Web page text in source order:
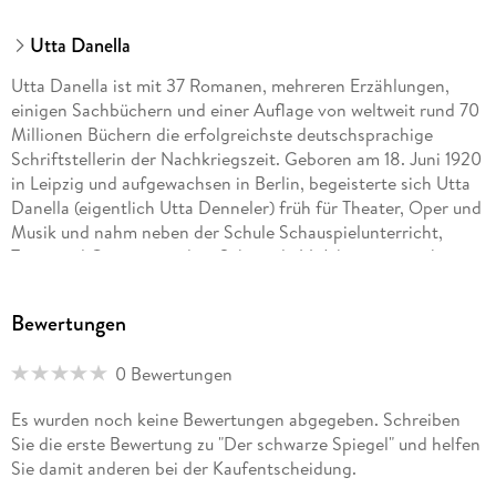
Utta Danella
Utta Danella ist mit 37 Romanen, mehreren Erzählungen,
einigen Sachbüchern und einer Auflage von weltweit rund 70
Millionen Büchern die erfolgreichste deutschsprachige
Schriftstellerin der Nachkriegszeit. Geboren am 18. Juni 1920
in Leipzig und aufgewachsen in Berlin, begeisterte sich Utta
Danella (eigentlich Utta Denneler) früh für Theater, Oper und
Musik und nahm neben der Schule Schauspielunterricht,
Tanz- und Gesangstunden. Schon als 14-Jährige versuchte sie
Rundfunk. Sie zog später nach München und veröffentlichte
das ursprünglich über 1000 Seiten umfassende Manuskript
bescheidener Erfolg einstellte, drängte Verleger Franz
Schneekluth die Autorin, für die er auch das Pseudonym
erfand, ihre schriftstellerische Arbeit fortzusetzen. Und mit
Bewertungen
0 Bewertungen
Es wurden noch keine Bewertungen abgegeben. Schreiben
Sie die erste Bewertung zu "Der schwarze Spiegel" und helfen
Sie damit anderen bei der Kaufentscheidung.